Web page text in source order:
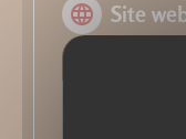
Site